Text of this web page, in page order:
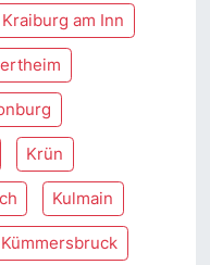
Kraiburg am Inn
Krün
Kulmain
Kümmersbruck